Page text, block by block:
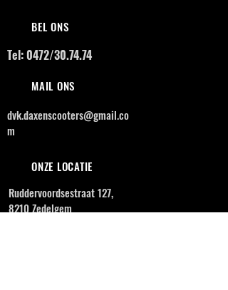
BEL ONS
Tel: 0472/30.74.74
MAIL ONS
dvk.daxenscooters@gmail.co
m
ONZE LOCATIE
Ruddervoordsestraat 127,
8210 Zedelgem